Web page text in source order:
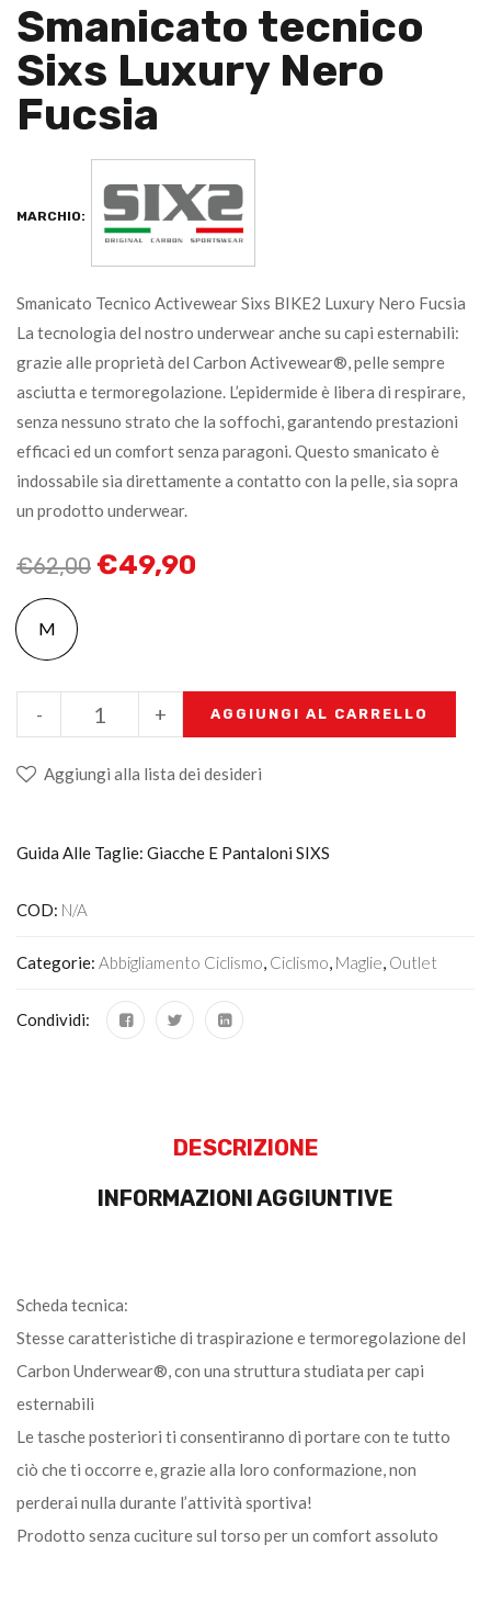
Smanicato tecnico
Sixs Luxury Nero
Fucsia
MARCHIO:
Smanicato Tecnico Activewear Sixs BIKE2 Luxury Nero Fucsia
La tecnologia del nostro underwear anche su capi esternabili:
grazie alle proprietà del Carbon Activewear®, pelle sempre
asciutta e termoregolazione. L’epidermide è libera di respirare,
senza nessuno strato che la soffochi, garantendo prestazioni
efficaci ed un comfort senza paragoni. Questo smanicato è
indossabile sia direttamente a contatto con la pelle, sia sopra
un prodotto underwear.
€62,00 €49,90
M
+
- AGGIUNGI AL CARRELLO
Aggiungi alla lista dei desideri
Guida Alle Taglie: Giacche E Pantaloni SIXS
COD: N/A
Categorie: Abbigliamento Ciclismo, Ciclismo, Maglie, Outlet
Condividi:
DESCRIZIONE
INFORMAZIONI AGGIUNTIVE
Scheda tecnica:
Stesse caratteristiche di traspirazione e termoregolazione del
Carbon Underwear®, con una struttura studiata per capi
esternabili
Le tasche posteriori ti consentiranno di portare con te tutto
ciò che ti occorre e, grazie alla loro conformazione, non
perderai nulla durante l’attività sportiva!
Prodotto senza cuciture sul torso per un comfort assoluto